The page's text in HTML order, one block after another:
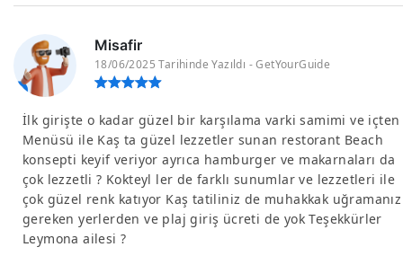
Misafir
18/06/2025 Tarihinde Yazıldı - GetYourGuide
İlk girişte o kadar güzel bir karşılama varki samimi ve içten
Menüsü ile Kaş ta güzel lezzetler sunan restorant Beach
konsepti keyif veriyor ayrıca hamburger ve makarnaları da
çok lezzetli ? Kokteyl ler de farklı sunumlar ve lezzetleri ile
çok güzel renk katıyor Kaş tatiliniz de muhakkak uğramanız
gereken yerlerden ve plaj giriş ücreti de yok Teşekkürler
Leymona ailesi ?